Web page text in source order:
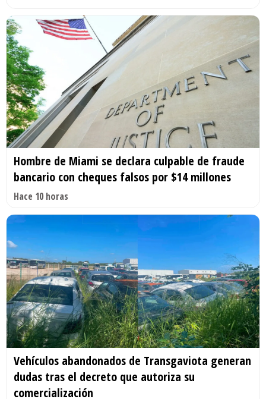
Hombre de Miami se declara culpable de fraude
bancario con cheques falsos por $14 millones
Hace 10 horas
Vehículos abandonados de Transgaviota generan
dudas tras el decreto que autoriza su
comercialización